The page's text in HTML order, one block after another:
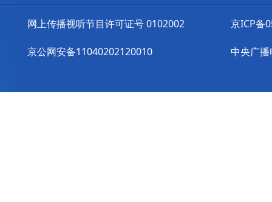
网上传播视听节目许可证号 0102002
京公网安备11040202120010
京ICP备
中央广